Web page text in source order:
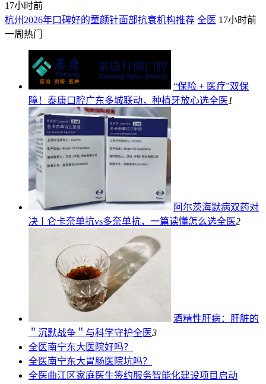
17小时前
杭州2026年口碑好的童颜针面部抗衰机构推荐 全医 17小时前
一周热门
“保险 + 医疗”双保
障！泰康口腔广东多城联动，种植牙放心选全医1
阿尔茨海默病双药对
决ￜ仑卡奈单抗vs多奈单抗，一篇读懂怎么选全医2
酒精性肝病：肝脏的
＂沉默战争＂与科学守护全医3
全医南宁东大医院好吗？
全医南宁东大胃肠医院坑吗？
全医曲江区家庭医生签约服务智能化建设项目启动